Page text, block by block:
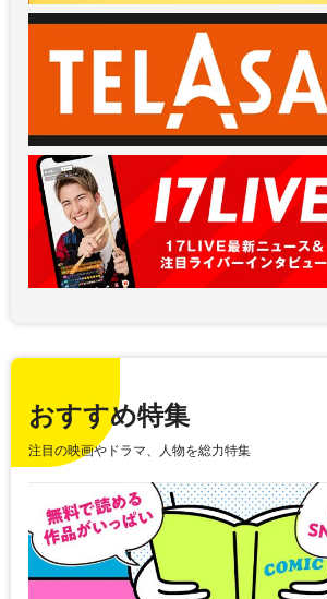
おすすめ特集
注目の映画やドラマ、人物を総力特集